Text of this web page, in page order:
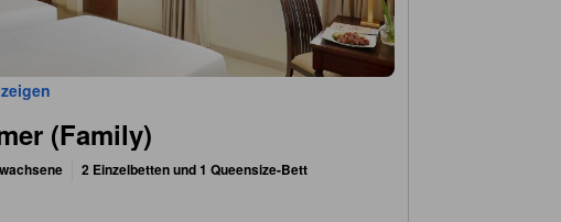
(Family)
2 Einzelbetten und 1 Queensize-Bett